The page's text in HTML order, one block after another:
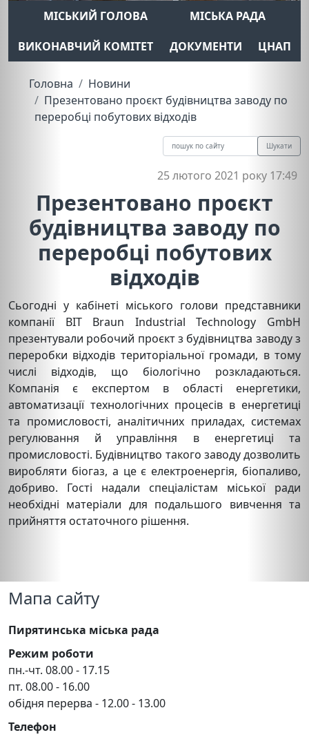
МІСЬКИЙ ГОЛОВА
МІСЬКА РАДА
ВИКОНАВЧИЙ КОМІТЕТ
ДОКУМЕНТИ ЦНАП
Головна
Новини
Презентовано проєкт будівництва заводу по
переробці побутових відходів
Шукати
25 лютого 2021 року 17:49
Презентовано проєкт
будівництва заводу по
переробці побутових
відходів
Сьогодні у кабінеті міського голови представники
компанії BIT Braun Industrial Technology GmbH
презентували робочий проєкт з будівництва заводу з
переробки відходів територіальної громади, в тому
числі відходів, що біологічно розкладаються.
Компанія є експертом в області енергетики,
автоматизації технологічних процесів в енергетиці
та промисловості, аналітичних приладах, системах
регулювання й управління в енергетиці та
промисловості. Будівництво такого заводу дозволить
виробляти біогаз, а це є електроенергія, біопаливо,
добриво. Гості надали спеціалістам міської ради
необхідні матеріали для подальшого вивчення та
прийняття остаточного рішення.
Мапа сайту
Пирятинська міська рада
Режим роботи
пн.-чт. 08.00 - 17.15
пт. 08.00 - 16.00
обідня перерва - 12.00 - 13.00
Телефон